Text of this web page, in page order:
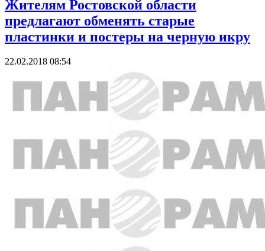
Жителям Ростовской области
предлагают обменять старые
пластинки и постеры на черную икру
22.02.2018 08:54